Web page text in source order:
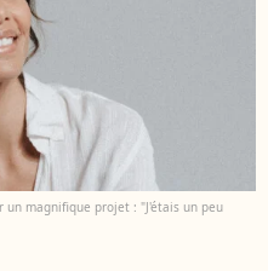
un magnifique projet : "J'étais un peu